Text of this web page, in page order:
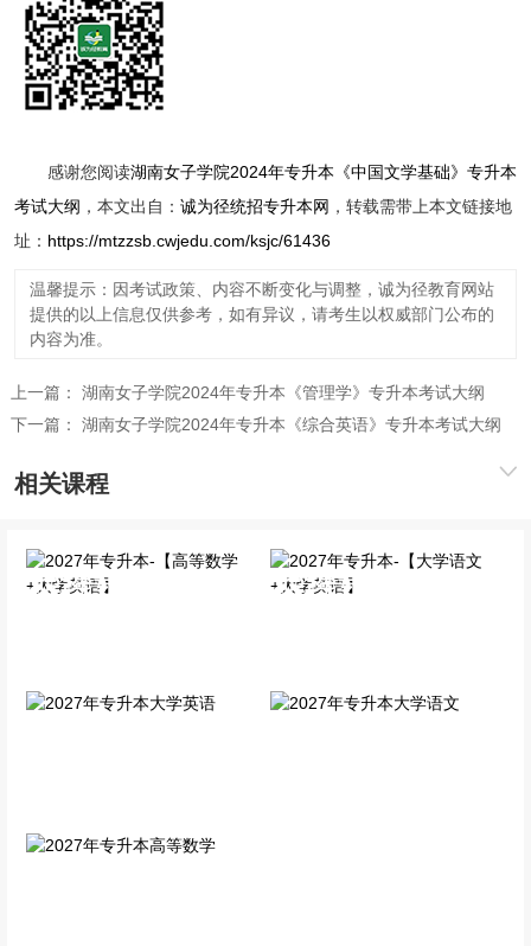
感谢您阅读湖南女子学院2024年专升本《中国文学基础》专升本
考试大纲 ，本文出自： 诚为径统招专升本网 ，转载需带上本文链接地
址： https://mtzzsb.cwjedu.com/ksjc/61436
温馨提示：因考试政策、内容不断变化与调整，诚为径教育网站
提供的以上信息仅供参考，如有异议，请考生以权威部门公布的
内容为准。
上一篇： 湖南女子学院2024年专升本《管理学》专升本考试大纲
下一篇： 湖南女子学院2024年专升本《综合英语》专升本考试大纲
相关课程
2027年专升本-【高等数学
2027年专升本-【大学语文